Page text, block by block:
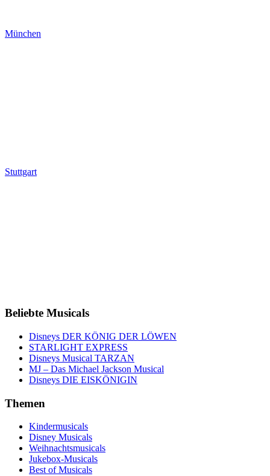
München
Stuttgart
Beliebte Musicals
Disneys DER KÖNIG DER LÖWEN
STARLIGHT EXPRESS
Disneys Musical TARZAN
MJ – Das Michael Jackson Musical
Disneys DIE EISKÖNIGIN
Themen
Kindermusicals
Disney Musicals
Weihnachtsmusicals
Jukebox-Musicals
Best of Musicals